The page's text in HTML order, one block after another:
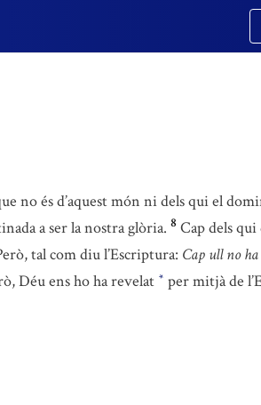
no és d’aquest món ni dels qui el
a ser la nostra glòria. 8 Cap dels
tal com diu l’Escriptura: Cap ull no
Déu ens ho ha revelat * per mitjà de